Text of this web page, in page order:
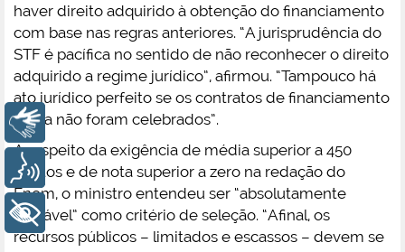
haver direito adquirido à obtenção do financiamento
com base nas regras anteriores. “A jurisprudência do
STF é pacífica no sentido de não reconhecer o direito
adquirido a regime jurídico”, afirmou. “Tampouco há
ato jurídico perfeito se os contratos de financiamento
ainda não foram celebrados”.
A respeito da exigência de média superior a 450
pontos e de nota superior a zero na redação do
Enem, o ministro entendeu ser “absolutamente
razoável” como critério de seleção. “Afinal, os
recursos públicos – limitados e escassos – devem se
Libras
Voz
+ Acessibilidade